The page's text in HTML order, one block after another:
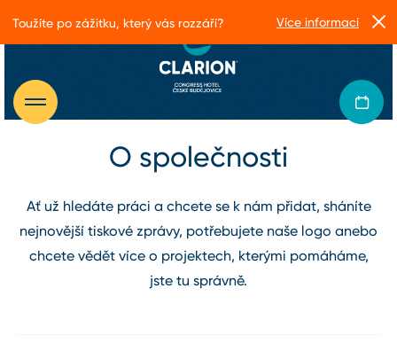
O společnosti
Ať už hledáte práci a chcete se k nám přidat, sháníte
nejnovější tiskové zprávy, potřebujete naše logo anebo
chcete vědět více o projektech, kterými pomáháme,
jste tu správně.
Toužíte po zážitku, který vás rozzáří? Více informací